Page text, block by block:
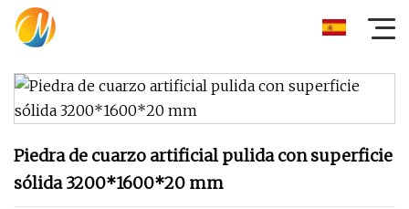
Piedra de cuarzo artificial pulida con superficie
sólida 3200*1600*20 mm